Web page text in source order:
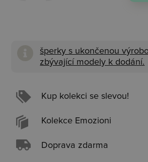
šperky s ukončenou
zbývající modely k dodání.
Kup kolekci se slevou!
Kolekce Emozioni
Doprava zdarma